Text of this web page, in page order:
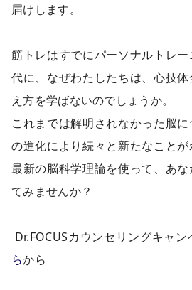
届けします。
筋トレはすでにパーソナルトレ
代に、なぜわたしたちは、心技
え方を学ばないのでしょうか。
これまでは解明されなかった脳
の進化により続々と新たなことが
最新の脳科学理論を使って、あ
てみませんか？
Dr.FOCUSカウンセリングキャ
らから